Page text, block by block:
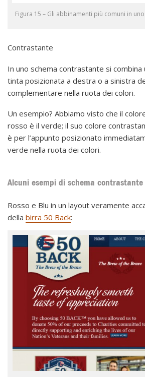
Figura 15 – Gli abbinamenti più comuni in
Contrastante
In uno schema contrastante si combina
tinta posizionata a destra o a sinistra
complementare nella ruota dei colori.
Un esempio? Abbiamo visto che il
rosso è il verde; il suo colore
è per l’appunto posizionato
verde nella ruota dei colori.
Alcuni esempi di schema contrastante
Rosso e Blu in un layout veramente
della birra 50 Back: